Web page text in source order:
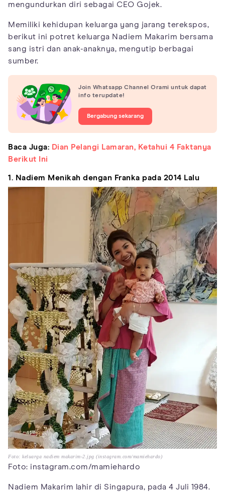
mengundurkan diri sebagai CEO Gojek.
Memiliki kehidupan keluarga yang jarang terekspos,
berikut ini potret keluarga Nadiem Makarim bersama
sang istri dan anak-anaknya, mengutip berbagai
sumber.
Join Whatsapp Channel Orami untuk dapat
info terupdate!
Bergabung sekarang
Baca Juga: Dian Pelangi Lamaran, Ketahui 4 Faktanya
Berikut Ini
1. Nadiem Menikah dengan Franka pada 2014 Lalu
Foto: keluarga nadiem makarim-2.jpg (instagram.com/mamiehardo)
Foto: instagram.com/mamiehardo
Nadiem Makarim lahir di Singapura, pada 4 Juli 1984.